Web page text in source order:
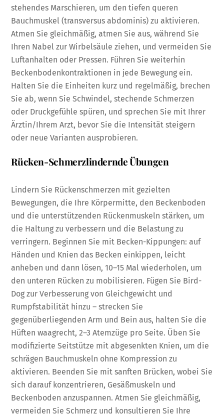
stehendes Marschieren, um den tiefen queren
Bauchmuskel (transversus abdominis) zu aktivieren.
Atmen Sie gleichmäßig, atmen Sie aus, während Sie
Ihren Nabel zur Wirbelsäule ziehen, und vermeiden Sie
Luftanhalten oder Pressen. Führen Sie weiterhin
Beckenbodenkontraktionen in jede Bewegung ein.
Halten Sie die Einheiten kurz und regelmäßig, brechen
Sie ab, wenn Sie Schwindel, stechende Schmerzen
oder Druckgefühle spüren, und sprechen Sie mit Ihrer
Ärztin/Ihrem Arzt, bevor Sie die Intensität steigern
oder neue Varianten ausprobieren.
Rücken-Schmerzlindernde Übungen
Lindern Sie Rückenschmerzen mit gezielten
Bewegungen, die Ihre Körpermitte, den Beckenboden
und die unterstützenden Rückenmuskeln stärken, um
die Haltung zu verbessern und die Belastung zu
verringern. Beginnen Sie mit Becken-Kippungen: auf
Händen und Knien das Becken einkippen, leicht
anheben und dann lösen, 10–15 Mal wiederholen, um
den unteren Rücken zu mobilisieren. Fügen Sie Bird-
Dog zur Verbesserung von Gleichgewicht und
Rumpfstabilität hinzu – strecken Sie
gegenüberliegenden Arm und Bein aus, halten Sie die
Hüften waagrecht, 2–3 Atemzüge pro Seite. Üben Sie
modifizierte Seitstütze mit abgesenkten Knien, um die
schrägen Bauchmuskeln ohne Kompression zu
aktivieren. Beenden Sie mit sanften Brücken, wobei Sie
sich darauf konzentrieren, Gesäßmuskeln und
Beckenboden anzuspannen. Atmen Sie gleichmäßig,
vermeiden Sie Schmerz und konsultieren Sie Ihre